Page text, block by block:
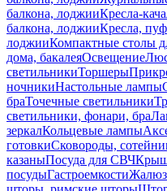
балкона, лоджииКресла-
балкона, лоджииКресла,
лоджииКомпактные столы
дома, бакалеяОсвещение
светильникиТоршеры
ночникиНастольные лампы
браТочечные светильники
светильники, фонари, бра
зеркалКольцевые лампы
готовкиСковороды,
казаныПосуда для СВЧ
посудыГастроемкости